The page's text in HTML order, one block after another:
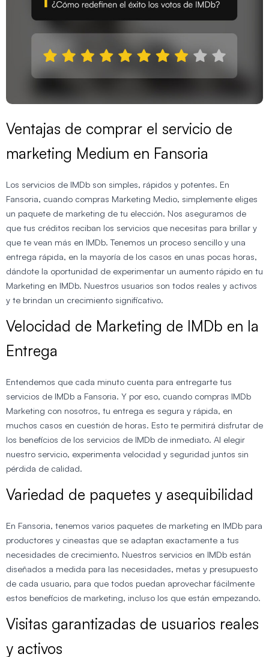
Ventajas de comprar el servicio de
marketing Medium en Fansoria
Los servicios de IMDb son simples, rápidos y potentes. En
Fansoria, cuando compras Marketing Medio, simplemente eliges
un paquete de marketing de tu elección. Nos aseguramos de
que tus créditos reciban los servicios que necesitas para brillar y
que te vean más en IMDb. Tenemos un proceso sencillo y una
entrega rápida, en la mayoría de los casos en unas pocas horas,
dándote la oportunidad de experimentar un aumento rápido en tu
Marketing en IMDb. Nuestros usuarios son todos reales y activos
y te brindan un crecimiento significativo.
Velocidad de Marketing de IMDb en la
Entrega
Entendemos que cada minuto cuenta para entregarte tus
servicios de IMDb a Fansoria. Y por eso, cuando compras IMDb
Marketing con nosotros, tu entrega es segura y rápida, en
muchos casos en cuestión de horas. Esto te permitirá disfrutar de
los beneficios de los servicios de IMDb de inmediato. Al elegir
nuestro servicio, experimenta velocidad y seguridad juntos sin
pérdida de calidad.
Variedad de paquetes y asequibilidad
En Fansoria, tenemos varios paquetes de marketing en IMDb para
productores y cineastas que se adaptan exactamente a tus
necesidades de crecimiento. Nuestros servicios en IMDb están
diseñados a medida para las necesidades, metas y presupuesto
de cada usuario, para que todos puedan aprovechar fácilmente
estos beneficios de marketing, incluso los que están empezando.
Visitas garantizadas de usuarios reales
y activos